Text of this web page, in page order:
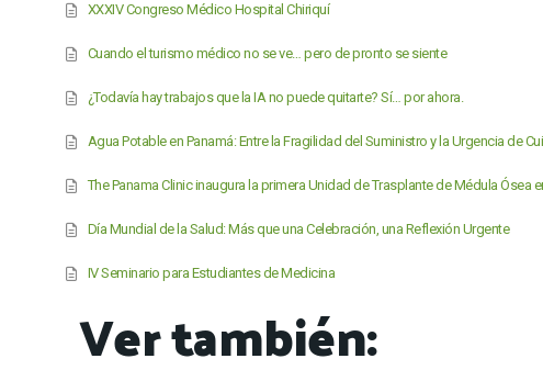
XXXIV Congreso Médico Hospital Chiriquí
Cuando el turismo médico no se ve… pero de pronto se siente
¿Todavía hay trabajos que la IA no puede quitarte? Sí… por ahora.
Agua Potable en Panamá: Entre la Fragilidad del Suministro y la Urgencia de
The Panama Clinic inaugura la primera Unidad de Trasplante de Médula Ósea
Día Mundial de la Salud: Más que una Celebración, una Reflexión Urgente
IV Seminario para Estudiantes de Medicina
Ver también: